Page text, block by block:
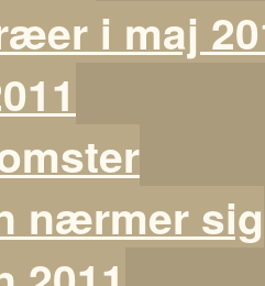
i maj
nærmer sig